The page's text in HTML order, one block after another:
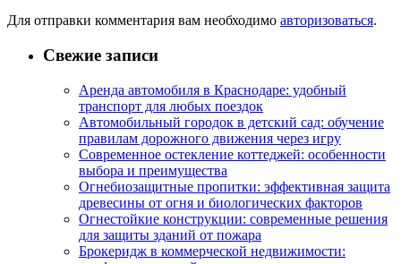
Для отправки комментария вам необходимо авторизоваться.
Свежие записи
Аренда автомобиля в Краснодаре: удобный
транспорт для любых поездок
Автомобильный городок в детский сад: обучение
правилам дорожного движения через игру
Современное остекление коттеджей: особенности
выбора и преимущества
Огнебиозащитные пропитки: эффективная защита
древесины от огня и биологических факторов
Огнестойкие конструкции: современные решения
для защиты зданий от пожара
Брокеридж в коммерческой недвижимости: